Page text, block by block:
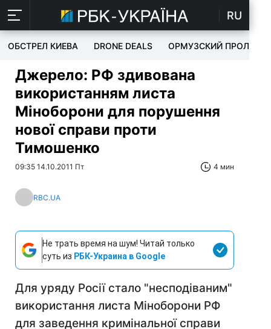
RU
ОБСТРЕЛ КИЕВА DRONE DEALS ОРМУЗСКИЙ ПРОЛИВ
Джерело: РФ здивована
використанням листа
Міноборони для порушення
нової справи проти
Тимошенко
09:35 14.10.2011 Пт 4 мин
RBC.UA
Не трать время на шум! Читай только
суть из РБК-Украина в Google
Для уряду Росії стало "несподіваним"
використання листа Міноборони РФ
для заведення кримінальної справи